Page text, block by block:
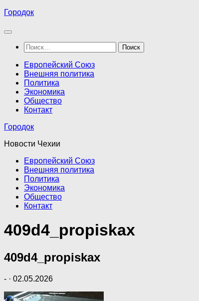
Перейти
содержимому
Городок
Найти:
Европейский Союз
Внешняя политика
Политика
Экономика
Общество
Контакт
Городок
Новости Чехии
Европейский Союз
Внешняя политика
Политика
Экономика
Общество
Контакт
409d4_propiskax
409d4_propiskax
- · 02.05.2026